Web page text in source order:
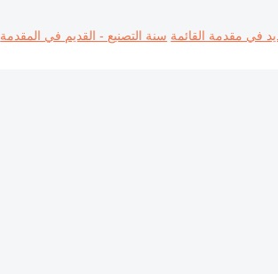
في مقدمة القائمة سنة التصنيع - القديم في المقدمة